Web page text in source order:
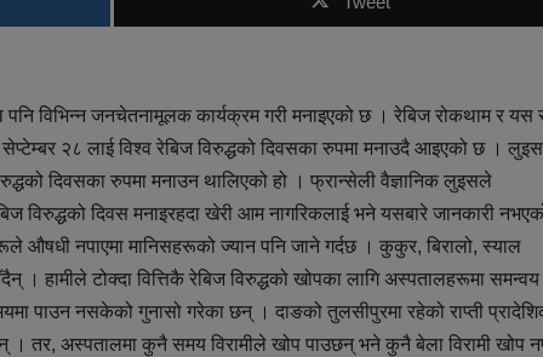
विभिन्न जनचेतनामूलक कार्यक्रम गरी मनाइएको छ । रेबिज रोकथाम र यस
२८ लाई विश्व रेबिज विरुद्धको दिवसका रुपमा मनाउदै आइएको छ । लुइस
दिवसका रुपमा मनाउन थालिएको हो । फ्रान्सेली वैज्ञानिक लुइसले
विरुद्धको दिवस मनाइरहदा खेरी आम नागरिकलाई भने यसबारे जानकारी
औषधी नपाएमा मानिसहरूको ज्यान पनि जाने गर्दछ । कुकुर, बिरालो, स्याल
। हामीले टोक्दा वित्तिकै रेबिज विरुद्धको खोपका लागि अस्पतालहरूमा समन्वय
पाउन नसकेको गुनासो गरेका छन् । दाङको तुलसीपुरमा रहेको राप्ती
तर, अस्पतालमा कुनै समय विरामीले खोप पाउछन् भने कुनै बेला विरामी खोप